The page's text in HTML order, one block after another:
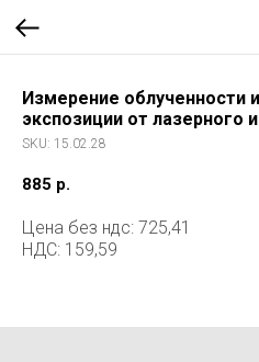
Измерение облученности
экспозиции от лазерного
SKU: 15.02.28
885 р.
Цена без ндс: 725,41
НДС: 159,59